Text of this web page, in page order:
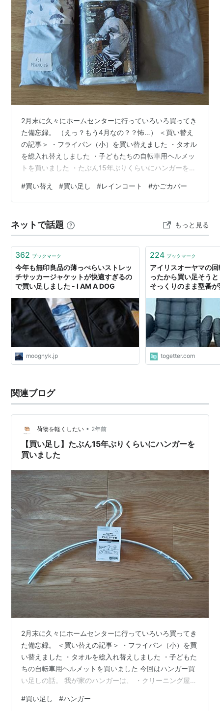
2月末に久々にホームセンターに行っていろいろ買ってき
た備忘録。 （えっ？もう4月なの？？怖…） ＜買い替え
の記事＞ ・フライパン（小）を買い替えました ・タオル
を総入れ替えしました ・子どもたちの自転車用ヘルメッ
トを買いました ・たぶん15年ぶりくらいにハンガーを買
るときに使うモノいろいろの話。 荷物をカバーするもの
雨の日にカゴに入れた荷物が濡れないようにするカバー
ー」で、右の黄色は長女のランドセルを買ったときにつ
いてきた「ランドセルカバー」です。 ランドセルカバー
としてはまったく使われ…
#買い替え #買い足し #レインコート #かごカバー
ネットで話題 もっと見る
362 ブックマーク
今年も無印良品の薄っぺらいストレッ
チサッカージャケットが快適すぎるの
で買い足しました - I AM A DOG
moognyk.jp
224 ブックマーク
アイリスオーヤマの
ったから買い足そう
そっくりのまま型番
たやつが来た
togetter.com
関連ブログ
荷物を軽くしたい • 2年前
【買い足し】たぶん15年ぶりくらいにハンガーを
買いました
2月末に久々にホームセンターに行っていろいろ買ってき
た備忘録。 ＜買い替えの記事＞ ・フライパン（小）を買
い替えました ・タオルを総入れ替えしました ・子どもた
ちの自転車用ヘルメットを買いました 今回はハンガー買
い足しの話。 我が家のハンガーは、 ・クリーニング屋さ
ー ・西松屋のハンガー の3つが混在しています。 9割は
#買い足し #ハンガー